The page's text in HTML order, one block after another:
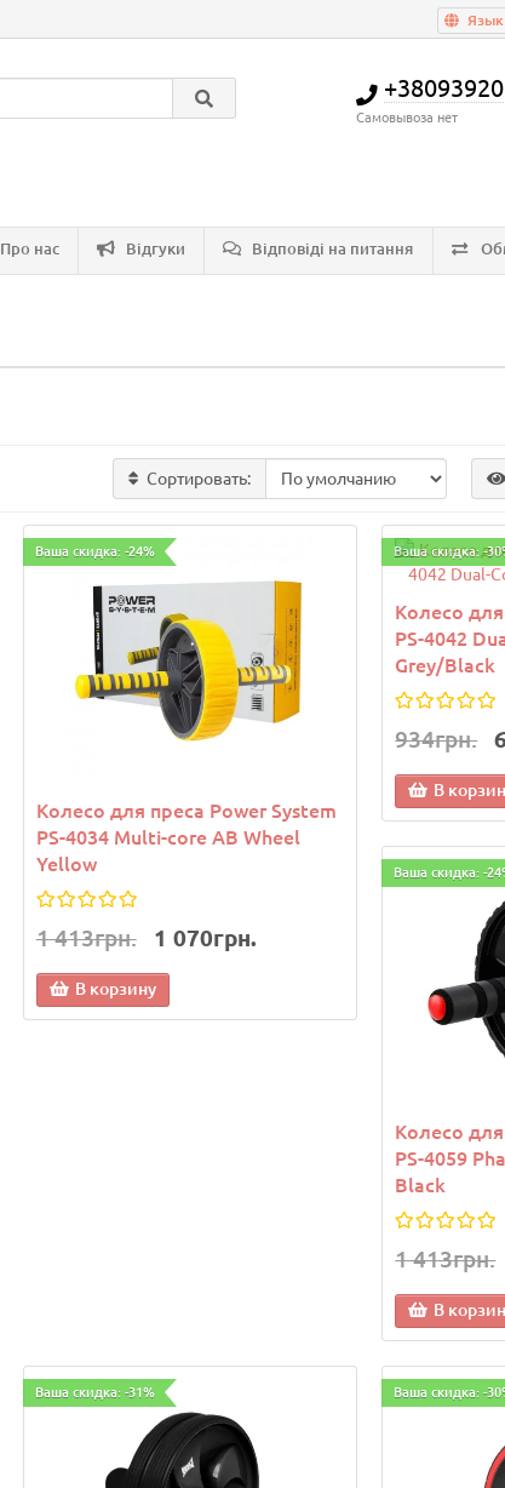
Язык
Самовывоза нет
Про нас Відгуки Відповіді на питання
Сортировать:
Ваша скидка: -24%
Колесо для преса Power System
PS-4034 Multi-core AB Wheel
Yellow
1 413грн. 1 070грн.
В корзину
Ваша скидка: -
Колесо
PS-4042
Grey/Black
934грн.
В
Ваша скидка: -
Колесо
PS-4059
Black
1 413грн.
В
Ваша скидка: -31% Ваша скидка: -